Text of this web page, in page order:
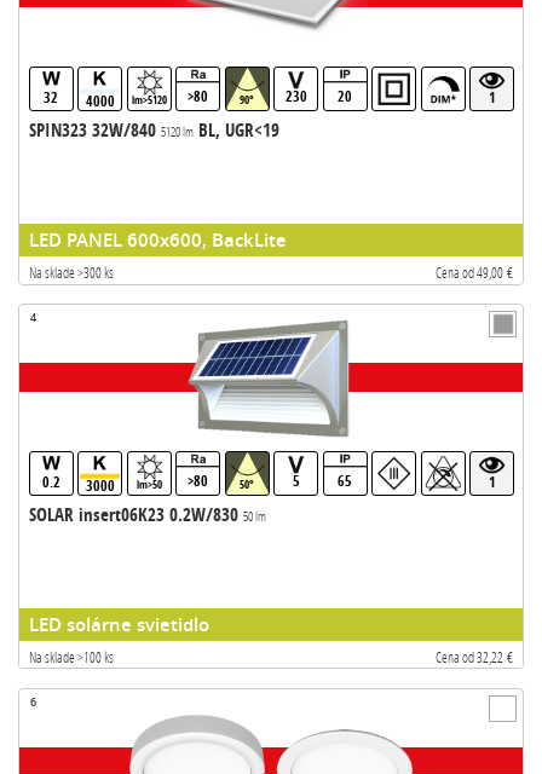
32 4000 lm>5120 >80 90° 230 20 1
SPIN323 32W/840 5120 lmBL, UGR<19
LED PANEL 600x600, BackLite
Na sklade >300 ks Cena od 49,00 €
4
0.2 3000 lm>50 >80 50° 5 65 1
SOLAR insert06K23 0.2W/830 50 lm
LED solárne svietidlo
Na sklade >100 ks Cena od 32,22 €
6